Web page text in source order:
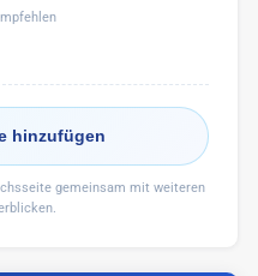
hinzufügen
gemeinsam mit weiteren